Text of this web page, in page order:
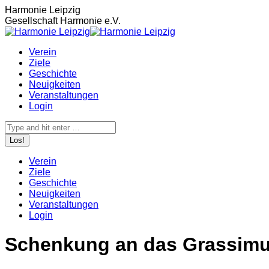
Zum
Inhalt
springen
Harmonie Leipzig
Gesellschaft Harmonie e.V.
Verein
Ziele
Geschichte
Neuigkeiten
Veranstaltungen
Login
Search:
Verein
Ziele
Geschichte
Neuigkeiten
Veranstaltungen
Login
Schenkung an das